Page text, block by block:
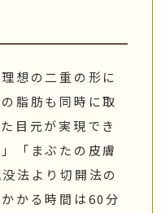
想の二重の形に
脂肪も同時に取
目元が実現でき
「まぶたの皮膚
法より切開法の
かる時間は60分